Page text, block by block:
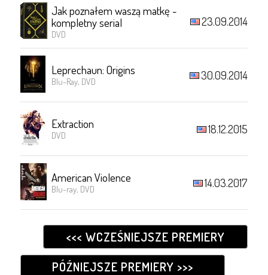
Jak poznałem waszą matkę -
kompletny serial
DVD
23.09.2014
Leprechaun: Origins
Blu-Ray, DVD 30.09.2014
Extraction
DVD 18.12.2015
American Violence
Blu-ray, DVD 14.03.2017
<<< WCZEŚNIEJSZE PREMIERY
PÓŹNIEJSZE PREMIERY >>>